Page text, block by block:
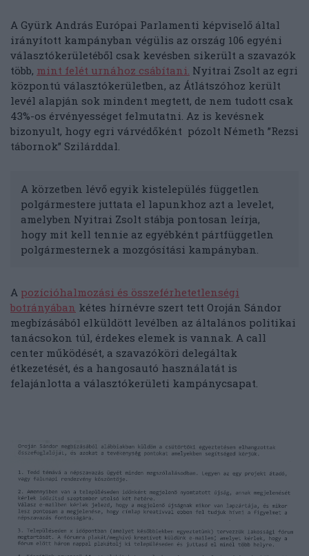
A Gyürk András Európai Parlamenti képviselő által
irányított kampányban végülis az ország 106 egyéni
választókerületéből csak kevésben sikerült a szavazók
több, mint felét urnához csábítani. Nyitrai Zsolt az egri
központú választókerületben, az Átlátszóhoz került
levél alapján sok mindent megtett, de nem tudott csak
43%-os érvényességet felmutatni. Az is kevésnek
bizonyult, hogy egri várvédőként pózolt Németh ”Rezsi
tábornok” Szilárddal.
A körzetben lévő egyik kistelepülés független
polgármestere juttata el lapunkhoz azt a levelet,
amelyben Nyitrai Zsolt stábja pontosan leírja,
hogy mit kell tennie az egyébként pártfüggetlen
polgármesternek a mozgósítási kampányban.
A pozícióhalmozási és összeférhetetlenségi
botrányában kétes hírnévre szert tett Oroján Sándor
megbízásából elküldött levélben az általános politikai
tanácsokon túl, érdekes elemek is vannak. A call
center működését, a szavazóköri delegáltak
étkezetését, és a hangosautó használatát is
felajánlotta a választókerületi kampánycsapat.